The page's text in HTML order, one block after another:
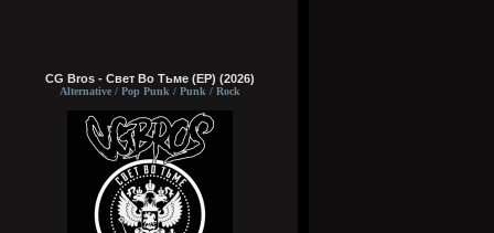
CG Bros - Свет Во Тьме (EP) (2026)
Alternative / Pop Punk / Punk / Rock